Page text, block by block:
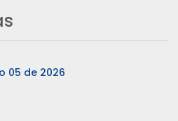
05 de 2026